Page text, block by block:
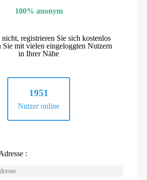
100% anonym
nicht, registrieren Sie sich kostenlos
Sie mit vielen eingeloggten Nutzern
in Ihrer Nähe
1951
Nutzer online
: